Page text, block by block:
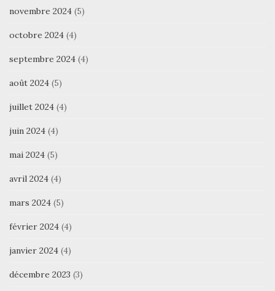
novembre 2024 (5)
octobre 2024 (4)
septembre 2024 (4)
août 2024 (5)
juillet 2024 (4)
juin 2024 (4)
mai 2024 (5)
avril 2024 (4)
mars 2024 (5)
février 2024 (4)
janvier 2024 (4)
décembre 2023 (3)